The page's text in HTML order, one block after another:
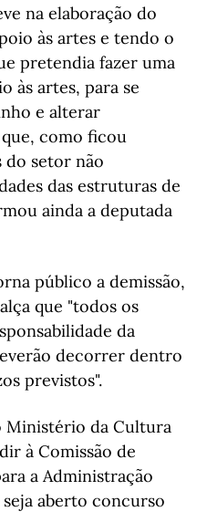
na elaboração do
às artes e tendo o
pretendia fazer uma
às artes, para se
e alterar
como ficou
do setor não
das estruturas de
ainda a deputada
público a demissão,
que "todos os
da
decorrer dentro
previstos".
Ministério da Cultura
à Comissão de
a Administração
seja aberto concurso